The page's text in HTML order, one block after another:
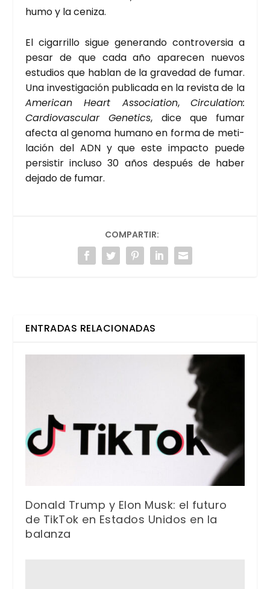
humo y la ceni­za.
El ciga­rri­llo sigue gene­ran­do con­tro­ver­sia a
pesar de que cada año apa­re­cen nue­vos
estu­dios que hablan de la gra­ve­dad de fumar.
Una inves­ti­ga­ción publi­ca­da en la revis­ta de la
Ame­ri­can Heart Asso­cia­tion, Cir­cu­la­tion:
Car­dio­vas­cu­lar Gene­tics, dice que fumar
afec­ta al geno­ma humano en for­ma de meti­
la­ción del ADN y que este impac­to pue­de
per­sis­tir inclu­so 30 años des­pués de haber
deja­do de fumar.
COMPARTIR:
ENTRADAS RELACIONADAS
Donald Trump y Elon Musk: el futuro
de TikTok en Estados Unidos en la
balanza